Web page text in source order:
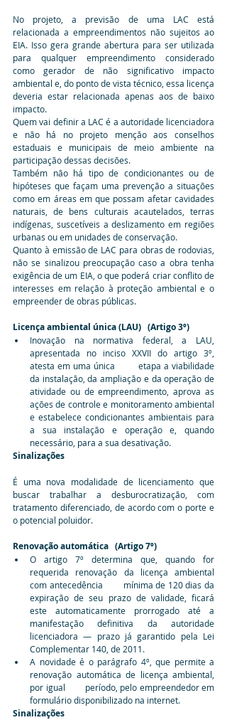
No projeto, a previsão de uma LAC está
relacionada a empreendimentos não sujeitos ao
EIA. Isso gera grande abertura para ser utilizada
para qualquer empreendimento considerado
como gerador de não significativo impacto
ambiental e, do ponto de vista técnico, essa licença
deveria estar relacionada apenas aos de baixo
impacto.
Quem vai definir a LAC é a autoridade licenciadora
e não há no projeto menção aos conselhos
estaduais e municipais de meio ambiente na
participação dessas decisões.
Também não há tipo de condicionantes ou de
hipóteses que façam uma prevenção a situações
como em áreas em que possam afetar cavidades
naturais, de bens culturais acautelados, terras
indígenas, suscetíveis a deslizamento em regiões
urbanas ou em unidades de conservação.
Quanto à emissão de LAC para obras de rodovias,
não se sinalizou preocupação caso a obra tenha
exigência de um EIA, o que poderá criar conflito de
interesses em relação à proteção ambiental e o
empreender de obras públicas.
Licença ambiental única (LAU)   (Artigo 3º)
Inovação na normativa federal, a LAU,
apresentada no inciso XXVII do artigo 3º,
atesta em uma única        etapa a viabilidade
da instalação, da ampliação e da operação de
atividade ou de empreendimento, aprova as
ações de controle e monitoramento ambiental
e estabelece condicionantes ambientais para
a sua instalação e operação e, quando
necessário, para a sua desativação.
Sinalizações
É uma nova modalidade de licenciamento que
buscar trabalhar a desburocratização, com
tratamento diferenciado, de acordo com o porte e
o potencial poluidor.
Renovação automática   (Artigo 7º)
O artigo 7º determina que, quando for
requerida renovação da licença ambiental
com antecedência        mínima de 120 dias da
expiração de seu prazo de validade, ficará
este automaticamente prorrogado até a
manifestação definitiva da autoridade
licenciadora — prazo já garantido pela Lei
Complementar 140, de 2011.
A novidade é o parágrafo 4º, que permite a
renovação automática de licença ambiental,
por igual        período, pelo empreendedor em
formulário disponibilizado na internet.
Sinalizações